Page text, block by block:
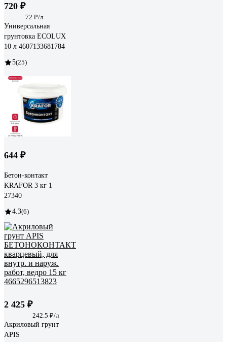
720 ₽
72 ₽/л
Универсальная
грунтовка ECOLUX
10 л 4607133681784
5(25)
644 ₽
Бетон-контакт
KRAFOR 3 кг 1
27340
4.3(6)
2 425 ₽
242.5 ₽/л
Акриловый грунт
APIS